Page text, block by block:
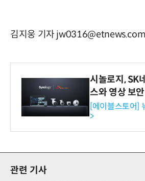
김지웅 기자 jw0316@etnews.com
시놀로지, SK
스와 영상 보
독점 판매 파
[에이블스토어]
>
관련 기사